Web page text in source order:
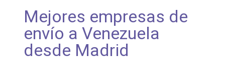
Mejores empresas de
envío a Venezuela
desde Madrid